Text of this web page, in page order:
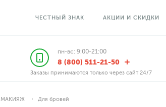
ЧЕСТНЫЙ ЗНАК АКЦИИ И СКИДКИ
пн-вс: 9:00-21:00
8 (800) 511-21-50
Заказы принимаются только через сайт 24/7
МАКИЯЖ Для бровей